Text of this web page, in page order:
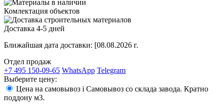
Комлектация объектов
Доставка 4-5 дней
Ближайшая дата доставки: [08.08.2026 г.
Отдел продаж
+7 495 150-09-65 WhatsApp Telegram
Выберите цену:
Цена на самовывоз i Самовывоз со склада завода. Кратно
поддону м3.